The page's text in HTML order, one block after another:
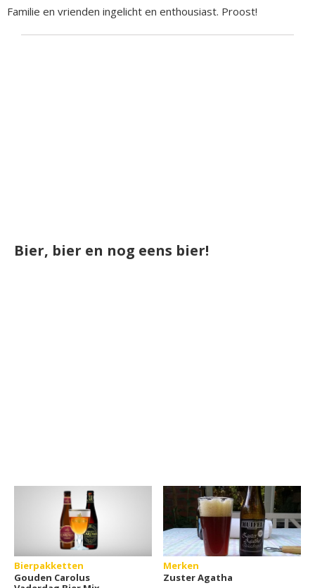
Familie en vrienden ingelicht en enthousiast. Proost!
Bier, bier en nog eens bier!
Bierpakketten
Gouden Carolus
Merken
Zuster Agatha